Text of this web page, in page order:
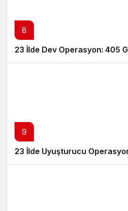
8
23 İlde Dev Operasyon: 405
9
23 İlde Uyuşturucu